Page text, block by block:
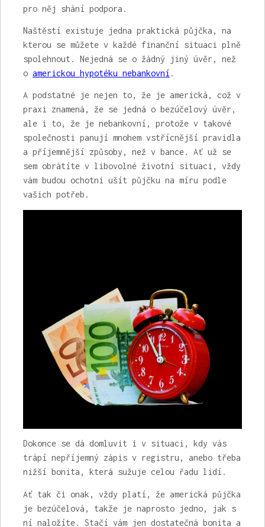
pro něj shání podpora.
Naštěstí existuje jedna praktická půjčka, na
kterou se můžete v každé finanční situaci plně
spolehnout. Nejedná se o žádný jiný úvěr, než
o americkou hypotéku nebankovní .
A podstatné je nejen to, že je americká, což v
praxi znamená, že se jedná o bezúčelový úvěr,
ale i to, že je nebankovní, protože v takové
společnosti panují mnohem vstřícnější pravidla
a příjemnější způsoby, než v bance. Ať už se
sem obrátíte v libovolné životní situaci, vždy
vám budou ochotni ušít půjčku na míru podle
vašich potřeb.
Dokonce se dá domluvit i v situaci, kdy vás
trápí nepříjemný zápis v registru, anebo třeba
nižší bonita, která sužuje celou řadu lidí.
Ať tak či onak, vždy platí, že americká půjčka
je bezúčelová, takže je naprosto jedno, jak s
ní naložíte. Stačí vám jen dostatečná bonita a